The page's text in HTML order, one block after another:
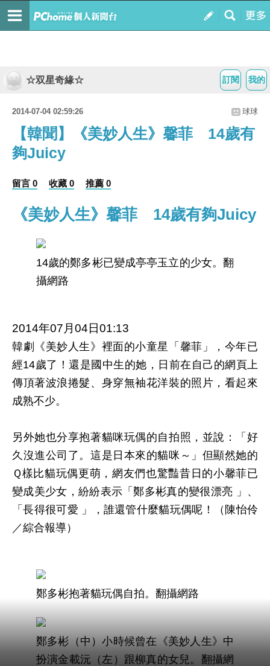
我的
訂閱
☆双星奇緣☆
2014-07-04 02:59:26 球球
【韓聞】《美妙人生》馨菲 14歲有
夠Juicy
留言 0 收藏 0 推薦 0
《美妙人生》馨菲 14歲有夠Juicy
14歲的鄭多彬已變成亭亭玉立的少女。翻
攝網路
2014年07月04日01:13
韓劇《美妙人生》裡面的小童星「馨菲」，今年已
經14歲了！還是國中生的她，日前在自己的網頁上
傳頂著波浪捲髮、身穿無袖花洋裝的照片，看起來
成熟不少。
另外她也分享抱著貓咪玩偶的自拍照，並說：「好
久沒進公司了。這是日本來的貓咪～」但顯然她的
Ｑ樣比貓玩偶更萌，網友們也驚豔昔日的小馨菲已
變成美少女，紛紛表示「鄭多彬真的變很漂亮 」、
「長得很可愛 」，誰還管什麼貓玩偶呢！（陳怡伶
／綜合報導）
鄭多彬抱著貓玩偶自拍。翻攝網路
鄭多彬（中）小時候曾在《美妙人生》中
扮演金載沅（左）跟柳真的女兒。翻攝網